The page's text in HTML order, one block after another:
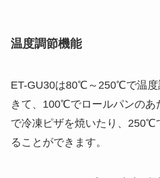
温度調節機能
ET-GU30は80℃～250℃で温度
きて、100℃でロールパンの
で冷凍ピザを焼いたり、250℃
ることができます。